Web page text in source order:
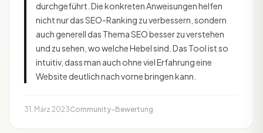
durchgeführt. Die konkreten Anweisungen helfen
nicht nur das SEO-Ranking zu verbessern, sondern
auch generell das Thema SEO besser zu verstehen
und zu sehen, wo welche Hebel sind. Das Tool ist so
intuitiv, dass man auch ohne viel Erfahrung eine
Website deutlich nach vorne bringen kann.
31. März 2023Community-Bewertung